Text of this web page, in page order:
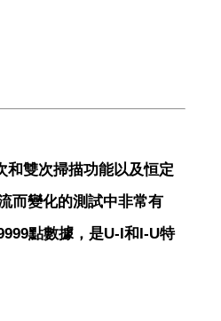
和雙次掃描功能以及恒定
而變化的測試中非常有
點數據，是U-I和I-U特